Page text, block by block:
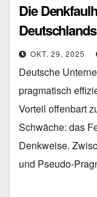
Die
seine Zukunft
OKT. 29, 2025
Deutsche
pragmatisch
Vorteil offenbart
Schwäche: das
Denkweise.
und Pseudo-